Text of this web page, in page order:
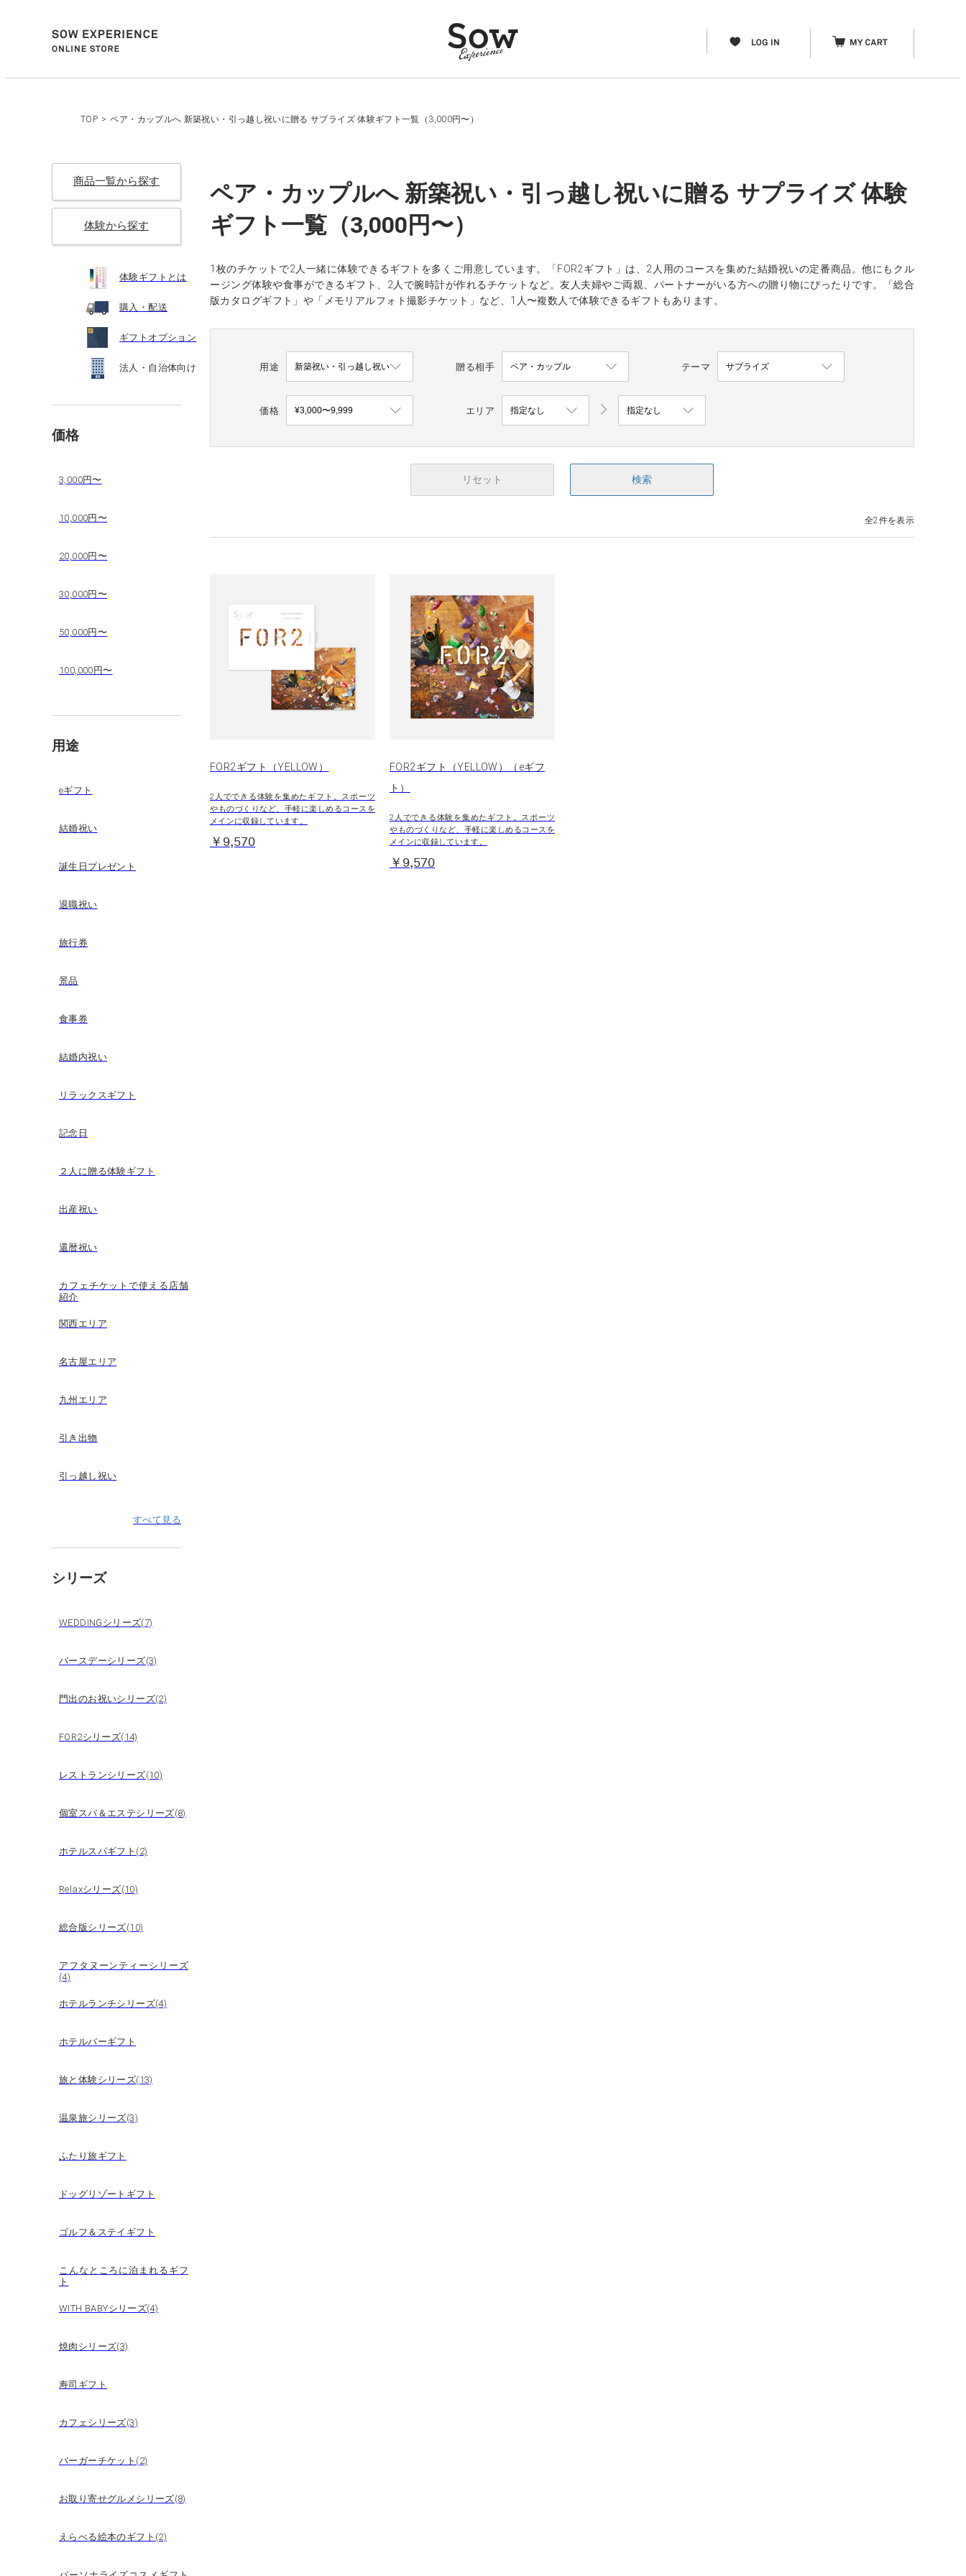
TOP > ペア・カップルへ 新築祝い・引っ越し祝いに贈る サプライズ 体験ギフト一覧（3,000円〜）
商品一覧から探す
体験から探す
体験ギフトとは
購入・配送
ギフトオプション
法人・自治体向け
価格
3,000円〜
10,000円〜
20,000円〜
30,000円〜
50,000円〜
100,000円〜
用途
eギフト
結婚祝い
誕生日プレゼント
退職祝い
旅行券
景品
食事券
結婚内祝い
リラックスギフト
記念日
２人に贈る体験ギフト
出産祝い
還暦祝い
カフェチケットで使える店舗
紹介
関西エリア
名古屋エリア
九州エリア
引き出物
引っ越し祝い
すべて見る
シリーズ
WEDDINGシリーズ(7)
バースデーシリーズ(3)
門出のお祝いシリーズ(2)
FOR2シリーズ(14)
レストランシリーズ(10)
個室スパ＆エステシリーズ(8)
ホテルスパギフト(2)
Relaxシリーズ(10)
総合版シリーズ(10)
アフタヌーンティーシリーズ
(4)
ホテルランチシリーズ(4)
ホテルバーギフト
旅と体験シリーズ(13)
温泉旅シリーズ(3)
ふたり旅ギフト
ドッグリゾートギフト
ゴルフ＆ステイギフト
こんなところに泊まれるギフ
ト
WITH BABYシリーズ(4)
焼肉シリーズ(3)
寿司ギフト
カフェシリーズ(3)
バーガーチケット(2)
お取り寄せグルメシリーズ(8)
えらべる絵本のギフト(2)
ペア・カップルへ 新築祝い・引っ越し祝いに贈る サプライズ 体験
ギフト一覧（3,000円〜）
1枚のチケットで2人一緒に体験できるギフトを多くご用意しています。「FOR2ギフト」は、2人用のコースを集めた結婚祝いの定番商品。他にもクル
ージング体験や食事ができるギフト、2人で腕時計が作れるチケットなど。友人夫婦やご両親、パートナーがいる方への贈り物にぴったりです。「総合
版カタログギフト」や「メモリアルフォト撮影チケット」など、1人〜複数人で体験できるギフトもあります。
用途 贈る相手 テーマ
価格 エリア
リセット 検索
全2件を表示
FOR2ギフト（YELLOW）
2人でできる体験を集めたギフト。スポーツ
やものづくりなど、手軽に楽しめるコースを
メインに収録しています。
￥9,570
FOR2ギフト（YELLOW）（eギフ
ト）
2人でできる体験を集めたギフト。スポーツ
やものづくりなど、手軽に楽しめるコースを
メインに収録しています。
￥9,570